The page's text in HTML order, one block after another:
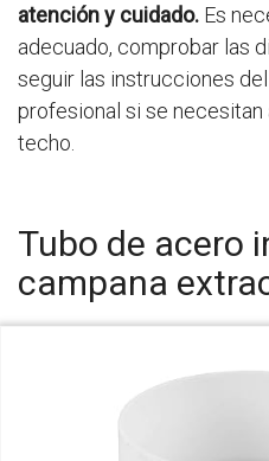
atención y cuidado. Es
adecuado, comprobar las
seguir las instrucciones
profesional si se necesitan
techo.
Tubo de acero
campana